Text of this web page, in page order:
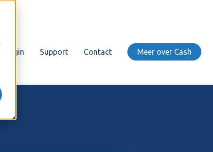
Login Support Contact Meer over Cash